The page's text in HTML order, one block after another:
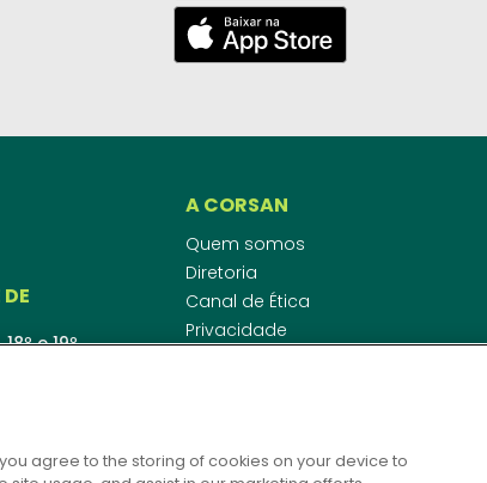
e 19º
A CORSAN
Quem somos
Diretoria
Canal de Ética
Privacidade
you agree to the storing of cookies on your device to